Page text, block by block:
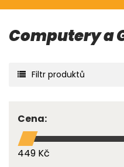
Computery a
Filtr produktů
Cena:
449 Kč